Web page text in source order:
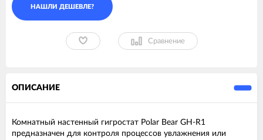
Сравнение
ОПИСАНИЕ
Комнатный настенный гигростат Polar Bear GH-R1
предназначен для контроля процессов увлажнения или